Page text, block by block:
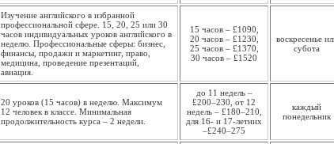
Изучение английского в избранной
профессиональной сфере. 15, 20, 25 или 30
часов индивидуальных уроков английского в
неделю. Профессиональные сферы: бизнес,
финансы, продажи и маркетинг, право,
медицина, проведение презентаций,
авиация.
15 часов – £1090,
20 часов – £1230,
25 часов – £1370,
30 часов – £1520
воскресенье
субота
20 уроков (15 часов) в неделю. Максимум
12 человек в классе. Минимальная
продолжительность курса – 2 недели.
до 11 недель –
£200–230, от 12
недель – £180–210,
для 16- и 17-летних
–£240–275
каждый
понедель­ник